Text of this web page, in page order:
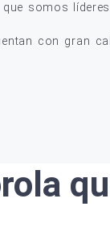
somos
con gran